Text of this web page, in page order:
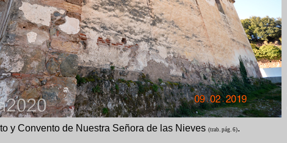
y Convento de Nuestra Señora de las Nieves (trab. pág. 6).